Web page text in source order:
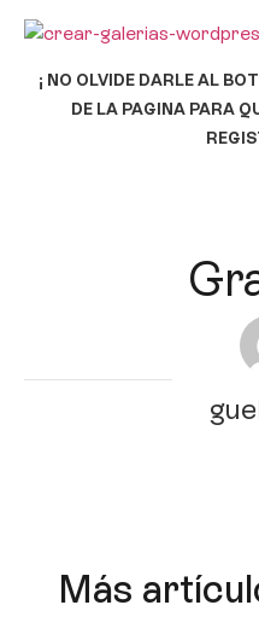
¡ NO OLVIDE DARLE AL
DE LA PAGINA PARA
Más